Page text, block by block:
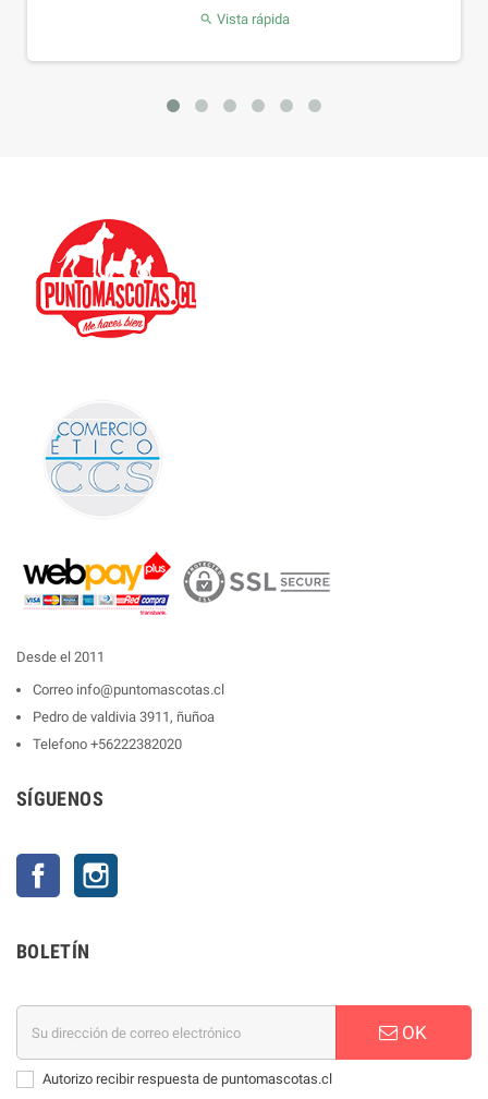
Vista rápida
Desde el 2011
Correo info@puntomascotas.cl
Pedro de valdivia 3911, ñuñoa
Telefono +56222382020
SÍGUENOS
Facebook
BOLETÍN
OK
Autorizo recibir respuesta de puntomascotas.cl